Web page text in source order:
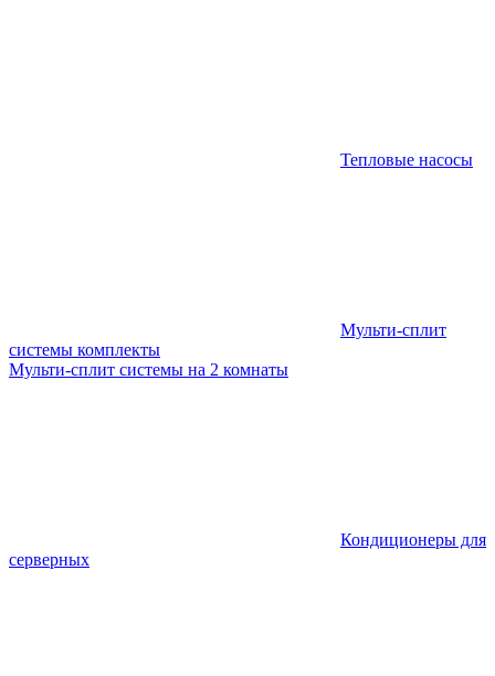
Тепловые насосы
Мульти-сплит
системы комплекты
Мульти-сплит системы на 2 комнаты
Кондиционеры для
серверных